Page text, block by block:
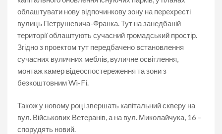
облаштувати нову відпочинкову зону на перехресті
вулиць Петрушевича-Франка. Тут на занедбаній
території облаштують сучасний громадський простір.
Згідно з проектом тут передбачено встановлення
сучасних вуличних меблів, вуличне освітлення,
монтаж камер відеоспостереження та зони з
безкоштовним Wi-Fi.
Також у новому році звершать капітальний скверу на
вул. Військових Ветеранів, а на вул. Миколайчука, 16 –
спорудять новий.